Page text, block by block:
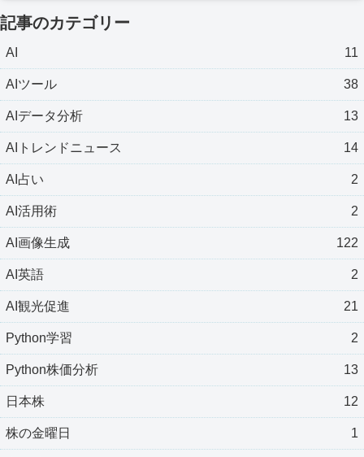
記事のカテゴリー
AI 11
AIツール 38
AIデータ分析 13
AIトレンドニュース 14
AI占い 2
AI活用術 2
AI画像生成 122
AI英語 2
AI観光促進 21
Python学習 2
Python株価分析 13
日本株 12
株の金曜日 1